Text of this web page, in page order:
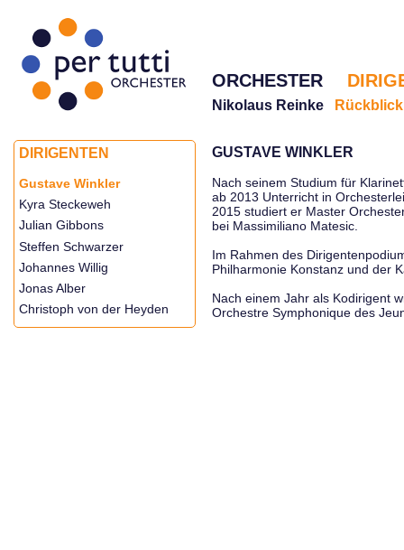
ORCHESTER
Nikolaus Reinke Rückblick
GUSTAVE WINKLER
Nach seinem Studium für
ab 2013 Unterricht in
2015 studiert er Master
bei Massimiliano Matesic.
Im Rahmen des
Philharmonie Konstanz und der
Nach einem Jahr als Kodirigent
Orchestre Symphonique des
DIRIGENTEN
Gustave Winkler
Kyra Steckeweh
Julian Gibbons
Steffen Schwarzer
Johannes Willig
Jonas Alber
Christoph von der Heyden